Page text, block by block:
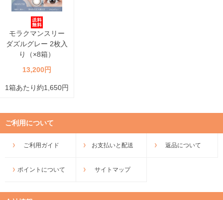
モラクマンスリー
ダズルグレー 2枚入
り（×8箱）
13,200円
1箱あたり約1,650円
ご利用について
ご利用ガイド お支払いと配送 返品について
ポイントについて サイトマップ